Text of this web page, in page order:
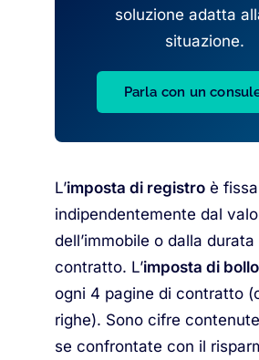
soluzione adatta
situazione.
Parla con un
L’imposta di registro è
indipendentemente dal
dell’immobile o dalla durata
contratto. L’imposta di bollo
ogni 4 pagine di contratto
righe). Sono cifre
se confrontate con il